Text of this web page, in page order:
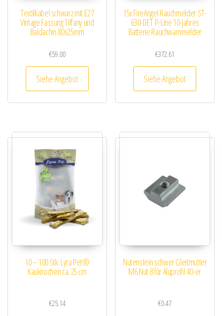
Textilkabel schwarz mit E27
Vintage Fassung Tiffany und
Baldachin 80x25mm
€59.00
Siehe Angebot
15x FireAngel Rauchmelder ST-
630-DET P-Line 10-Jahres
Batterie Rauchwarnmelder
€372.61
Siehe Angebot
10 – 100 Stk. Lyra Pet®
Kauknochen ca. 25 cm
€25.14
Nutenstein schwer Gleitmutter
M6 Nut 8 für Aluprofil 40-er
€0.47